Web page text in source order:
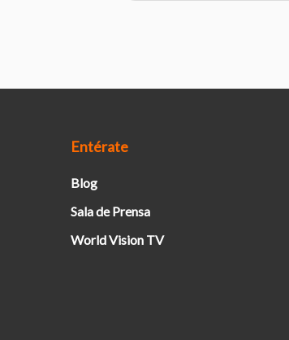
Entérate
Blog
Sala de Prensa
World Vision TV